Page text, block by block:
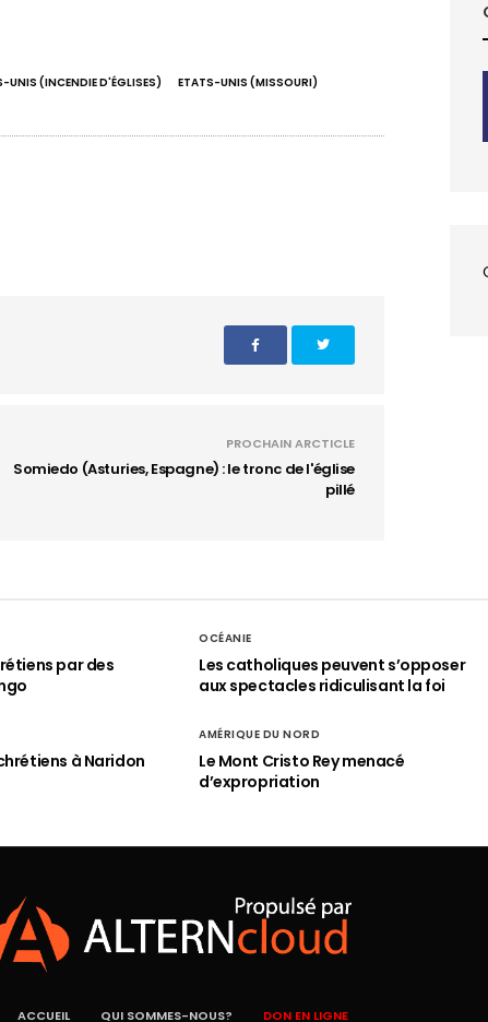
UNIS (INCENDIE D'ÉGLISES) ETATS-UNIS (MISSOURI)
PROCHAIN ARCTICLE
Somiedo (Asturies, Espagne) : le tronc de l'église
pillé
par des
OCÉANIE
Les catholiques peuvent s’opposer
aux spectacles ridiculisant la foi
à Naridon
AMÉRIQUE DU NORD
Le Mont Cristo Rey menacé
d’expropriation
ACCUEIL QUI SOMMES-NOUS? DON EN LIGNE